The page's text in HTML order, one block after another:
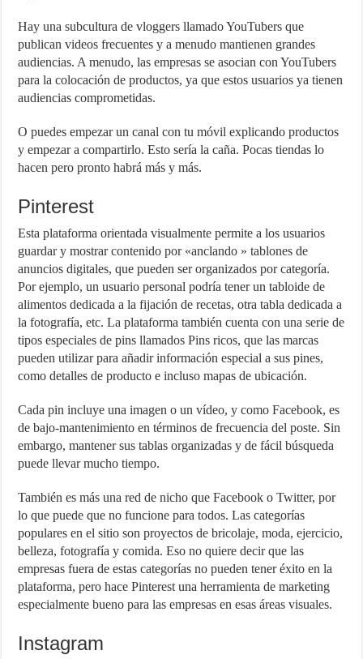
Hay una subcultura de vloggers llamado YouTubers que
publican videos frecuentes y a menudo mantienen grandes
audiencias. A menudo, las empresas se asocian con YouTubers
para la colocación de productos, ya que estos usuarios ya tienen
audiencias comprometidas.
O puedes empezar un canal con tu móvil explicando productos
y empezar a compartirlo. Esto sería la caña. Pocas tiendas lo
hacen pero pronto habrá más y más.
Pinterest
Esta plataforma orientada visualmente permite a los usuarios
guardar y mostrar contenido por «anclando » tablones de
anuncios digitales, que pueden ser organizados por categoría.
Por ejemplo, un usuario personal podría tener un tabloide de
alimentos dedicada a la fijación de recetas, otra tabla dedicada a
la fotografía, etc. La plataforma también cuenta con una serie de
tipos especiales de pins llamados Pins ricos, que las marcas
pueden utilizar para añadir información especial a sus pines,
como detalles de producto e incluso mapas de ubicación.
Cada pin incluye una imagen o un vídeo, y como Facebook, es
de bajo-mantenimiento en términos de frecuencia del poste. Sin
embargo, mantener sus tablas organizadas y de fácil búsqueda
puede llevar mucho tiempo.
También es más una red de nicho que Facebook o Twitter, por
lo que puede que no funcione para todos. Las categorías
populares en el sitio son proyectos de bricolaje, moda, ejercicio,
belleza, fotografía y comida. Eso no quiere decir que las
empresas fuera de estas categorías no pueden tener éxito en la
plataforma, pero hace Pinterest una herramienta de marketing
especialmente bueno para las empresas en esas áreas visuales.
Instagram